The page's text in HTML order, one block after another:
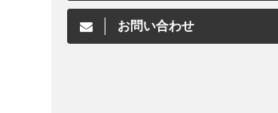
お問い合わせ